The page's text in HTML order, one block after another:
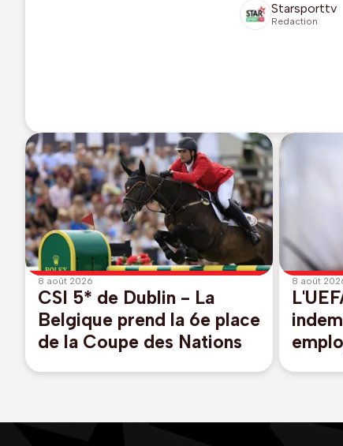
Starsporttv
Redaction
8 août 2026
CSI 5* de Dublin - La
Belgique prend la 6e place
de la Coupe des Nations
8 août